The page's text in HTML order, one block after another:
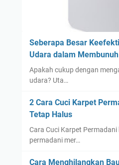
Seberapa Besar
Udara dalam
Apakah cukup dengan
udara? Uta…
2 Cara Cuci Karpet
Tetap Halus
Cara Cuci Karpet Permadani
permadani mer…
Cara Menghilangkan